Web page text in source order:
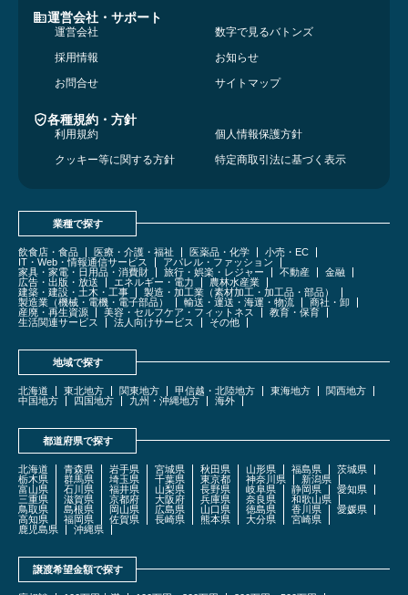
運営会社・サポート
運営会社
数字で見るバトンズ
採用情報
お知らせ
お問合せ
サイトマップ
各種規約・方針
利用規約
個人情報保護方針
クッキー等に関する方針
特定商取引法に基づく表示
業種で探す
飲食店・食品 医療・介護・福祉 医薬品・化学
小売・EC
IT・Web・情報通信サービス
アパレル・ファッション
家具・家電・日用品・消費財
旅行・娯楽・レジャー 不動産
金融
広告・出版・放送
エネルギー・電力
農林水産業
建築・建設・土木・工事
製造・加工業（素材加工・加工品・部品）
製造業（機械・電機・電子部品）
輸送・運送・海運・物流
商社・卸
産廃・再生資源
美容・セルフケア・フィットネス
教育・保育
生活関連サービス
法人向けサービス その他
地域で探す
北海道 東北地方 関東地方 甲信越・北陸地方 東海地方
関西地方
中国地方
四国地方 九州・沖縄地方 海外
都道府県で探す
北海道 青森県 岩手県 宮城県 秋田県 山形県 福島県
茨城県
栃木県
群馬県 埼玉県 千葉県 東京都 神奈川県
新潟県
富山県
石川県 福井県 山梨県 長野県 岐阜県 静岡県
愛知県
三重県
滋賀県 京都府 大阪府 兵庫県 奈良県
和歌山県
鳥取県
島根県 岡山県 広島県 山口県 徳島県 香川県
愛媛県
高知県
福岡県 佐賀県 長崎県 熊本県 大分県
宮崎県
鹿児島県
沖縄県
譲渡希望金額で探す